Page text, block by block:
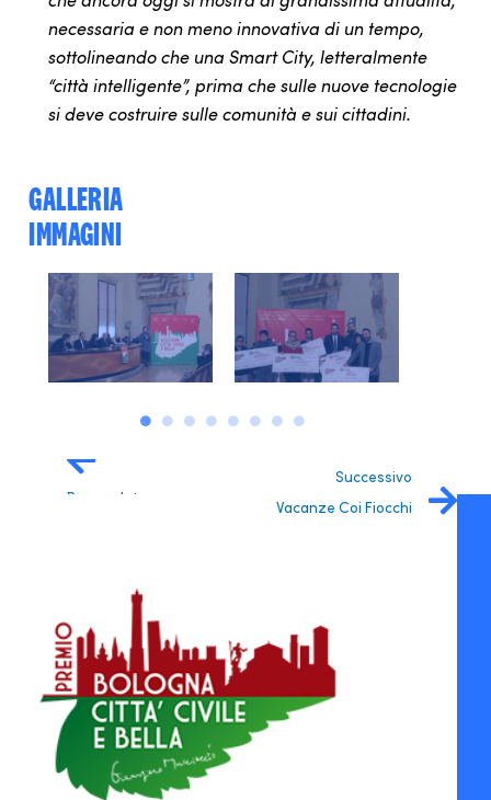
necessaria e non meno innovativa di un tempo,
sottolineando che una Smart City, letteralmente
“città intelligente”, prima che sulle nuove tecnologie
si deve costruire sulle comunità e sui cittadini.
GALLERIA
IMMAGINI
Precendete
Camminare
Successivo
Vacanze Coi Fiocchi